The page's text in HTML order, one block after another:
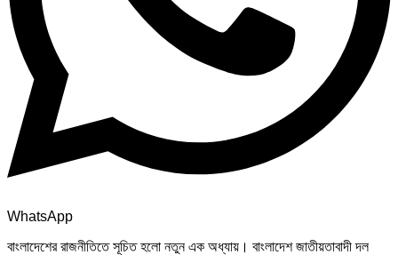
WhatsApp
বাংলাদেশের রাজনীতিতে সূচিত হলো নতুন এক অধ্যায়। বাংলাদেশ জাতীয়তাবাদী দল